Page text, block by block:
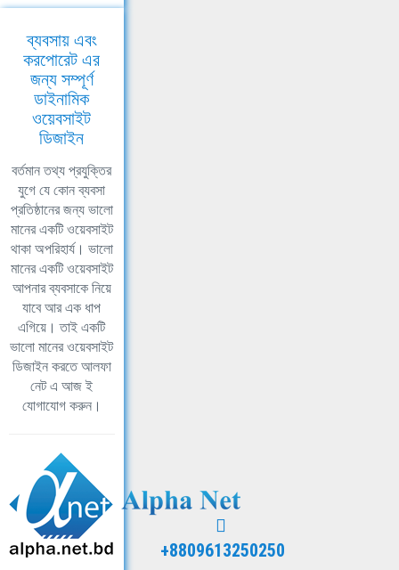
ব্যবসায় এবং
করপোরেট এর
জন্য সম্পূর্ণ
ডাইনামিক
ওয়েবসাইট
ডিজাইন
বর্তমান তথ্য প্রযুক্তির
যুগে যে কোন ব্যবসা
প্রতিষ্ঠানের জন্য ভালো
মানের একটি ওয়েবসাইট
থাকা অপরিহার্য। ভালো
মানের একটি ওয়েবসাইট
আপনার ব্যবসাকে নিয়ে
যাবে আর এক ধাপ
এগিয়ে। তাই একটি
ভালো মানের ওয়েবসাইট
ডিজাইন করতে আলফা
নেট এ আজ ই
যোগাযোগ করুন।
+8809613250250